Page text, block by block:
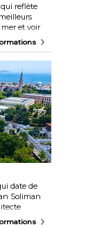
reflète
et voir
Il y a
le cœur
date de
Soliman
au